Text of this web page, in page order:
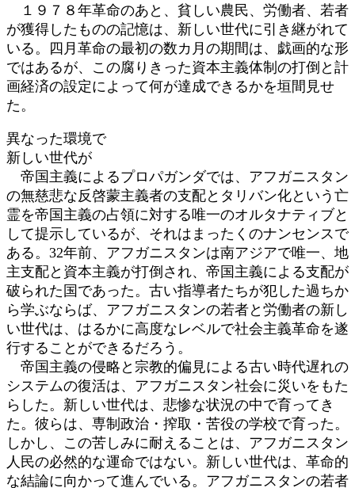
１９７８年革命のあと、貧しい農民、労働者、若者
が獲得したものの記憶は、新しい世代に引き継がれて
いる。四月革命の最初の数カ月の期間は、戯画的な形
ではあるが、この腐りきった資本主義体制の打倒と計
画経済の設定によって何が達成できるかを垣間見せ
た。
異なった環境で
新しい世代が
帝国主義によるプロパガンダでは、アフガニスタン
の無慈悲な反啓蒙主義者の支配とタリバン化という亡
霊を帝国主義の占領に対する唯一のオルタナティブと
して提示しているが、それはまったくのナンセンスで
ある。32年前、アフガニスタンは南アジアで唯一、地
主支配と資本主義が打倒され、帝国主義による支配が
破られた国であった。古い指導者たちが犯した過ちか
ら学ぶならば、アフガニスタンの若者と労働者の新し
い世代は、はるかに高度なレベルで社会主義革命を遂
行することができるだろう。
帝国主義の侵略と宗教的偏見による古い時代遅れの
システムの復活は、アフガニスタン社会に災いをもた
らした。新しい世代は、悲惨な状況の中で育ってき
た。彼らは、専制政治・搾取・苦役の学校で育った。
しかし、この苦しみに耐えることは、アフガニスタン
人民の必然的な運命ではない。新しい世代は、革命的
な結論に向かって進んでいる。アフガニスタンの若者